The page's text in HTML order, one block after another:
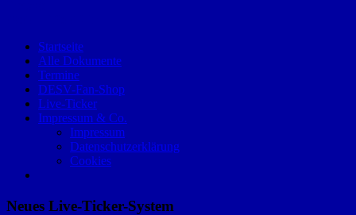
Startseite
Alle Dokumente
Termine
DESV-Fan-Shop
Live-Ticker
Impressum & Co.
Impressum
Datenschutzerklärung
Cookies
Neues Live-Ticker-System